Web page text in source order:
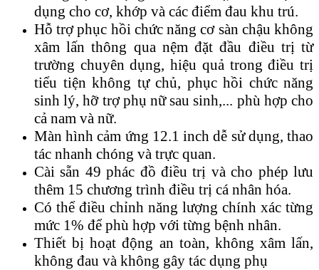
dụng cho cơ, khớp và các điểm đau khu trú.
Hỗ trợ phục hồi chức năng cơ sàn chậu không
xâm lấn thông qua nệm đặt đầu điều trị từ
trường chuyên dụng, hiệu quả trong điều trị
tiểu tiện không tự chủ, phục hồi chức năng
sinh lý, hỡ trợ phụ nữ sau sinh,... phù hợp cho
cả nam và nữ.
Màn hình cảm ứng 12.1 inch dễ sử dụng, thao
tác nhanh chóng và trực quan.
Cài sẵn 49 phác đồ điều trị và cho phép lưu
thêm 15 chương trình điều trị cá nhân hóa.
Có thể điều chỉnh năng lượng chính xác từng
mức 1% để phù hợp với từng bệnh nhân.
Thiết bị hoạt động an toàn, không xâm lấn,
không đau và không gây tác dụng phụ